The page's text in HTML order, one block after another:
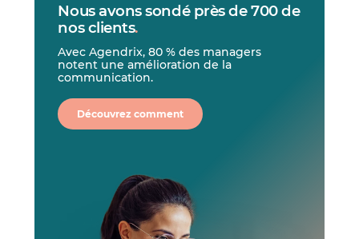
Nous avons sondé près de 700 de
nos clients.
Avec Agendrix, 80 % des managers
notent une amélioration de la
communication.
Découvrez comment